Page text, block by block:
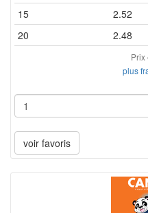
15 2.52
20 2.48
Prix
plus
voir favoris